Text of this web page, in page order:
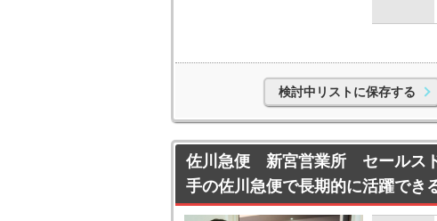
検討中リストに保存する
佐川急便 新宮営業所 セールス
手の佐川急便で長期的に活躍でき